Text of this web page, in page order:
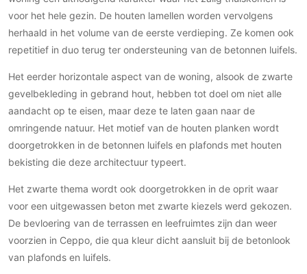
Meubelbeslag
Vloer
Vloeren
Beton Ciré vloeren
PVC vloeren
Gietvloeren
Houten vloeren
Natuursteen en keramiek vloeren
Afwerking
Beton Ciré
voor het hele gezin. De houten lamellen worden vervolgens
herhaald in het volume van de eerste verdieping. Ze komen ook
repetitief in duo terug ter ondersteuning van de betonnen luifels.
Het eerder horizontale aspect van de woning, alsook de zwarte
gevelbekleding in gebrand hout, hebben tot doel om niet alle
aandacht op te eisen, maar deze te laten gaan naar de
omringende natuur. Het motief van de houten planken wordt
doorgetrokken in de betonnen luifels en plafonds met houten
bekisting die deze architectuur typeert.
Het zwarte thema wordt ook doorgetrokken in de oprit waar
voor een uitgewassen beton met zwarte kiezels werd gekozen.
De bevloering van de terrassen en leefruimtes zijn dan weer
voorzien in Ceppo, die qua kleur dicht aansluit bij de betonlook
van plafonds en luifels.